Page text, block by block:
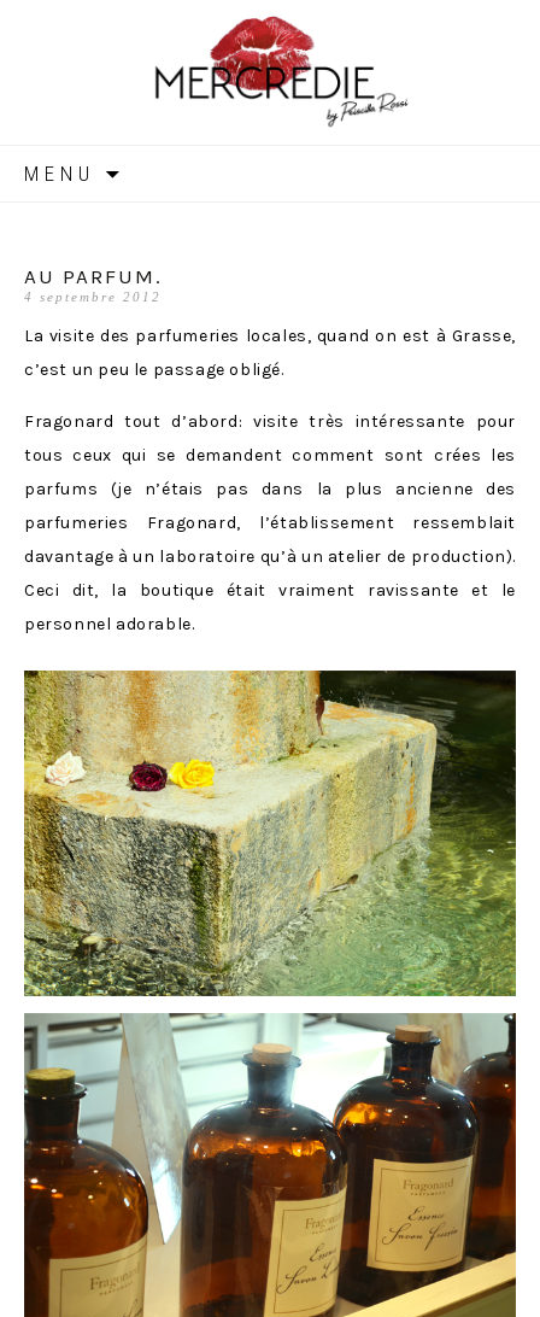
MERCREDIE
MENU
AU PARFUM.
4 septembre 2012
La visite des parfumeries locales, quand on est à Grasse,
c’est un peu le passage obligé.
Fragonard tout d’abord: visite très intéressante pour
tous ceux qui se demandent comment sont crées les
parfums (je n’étais pas dans la plus ancienne des
parfumeries Fragonard, l’établissement ressemblait
davantage à un laboratoire qu’à un atelier de production).
Ceci dit, la boutique était vraiment ravissante et le
personnel adorable.